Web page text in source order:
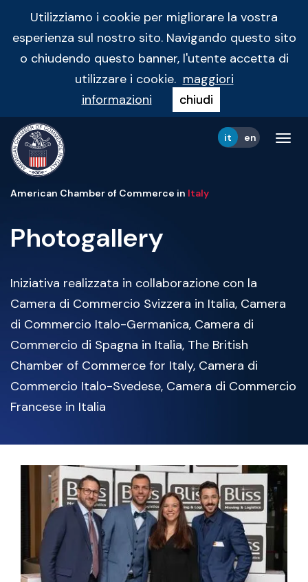
Utilizziamo i cookie per migliorare la vostra
esperienza sul nostro sito. Navigando questo sito
o chiudendo questo banner, l'utente accetta di
utilizzare i cookie. maggiori
informazioni
chiudi
it en
American Chamber of Commerce in Italy
Photogallery
Iniziativa realizzata in collaborazione con la
Camera di Commercio Svizzera in Italia, Camera
di Commercio Italo-Germanica, Camera di
Commercio di Spagna in Italia, The British
Chamber of Commerce for Italy, Camera di
Commercio Italo-Svedese, Camera di Commercio
Francese in Italia